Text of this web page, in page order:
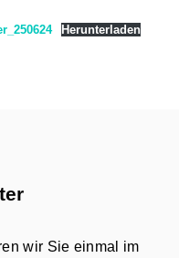
Herunterladen
wir Sie einmal im